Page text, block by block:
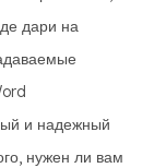
дари на
и надежный
нужен ли вам